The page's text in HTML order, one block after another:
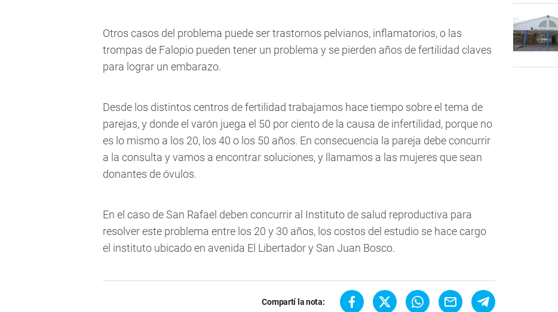
Otros casos del problema puede ser trastornos pelvianos, inflamatorios, o las
trompas de Falopio pueden tener un problema y se pierden años de fertilidad claves
para lograr un embarazo.
Desde los distintos centros de fertilidad trabajamos hace tiempo sobre el tema de
parejas, y donde el varón juega el 50 por ciento de la causa de infertilidad, porque no
es lo mismo a los 20, los 40 o los 50 años. En consecuencia la pareja debe concurrir
a la consulta y vamos a encontrar soluciones, y llamamos a las mujeres que sean
donantes de óvulos.
En el caso de San Rafael deben concurrir al Instituto de salud reproductiva para
resolver este problema entre los 20 y 30 años, los costos del estudio se hace cargo
el instituto ubicado en avenida El Libertador y San Juan Bosco.
Compartí la nota: